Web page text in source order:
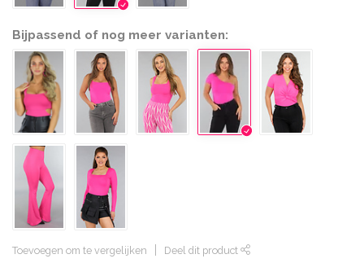
Bijpassend of nog meer varianten:
Toevoegen om te vergelijken Deel dit product